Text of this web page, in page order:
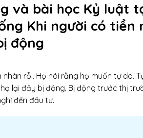
và bài học Kỷ luật
Khi người có tiền
động
rỗi. Họ nói rằng họ muốn tự do.
lại đầy bị động. Bị động trước thị
đến đầu tư.